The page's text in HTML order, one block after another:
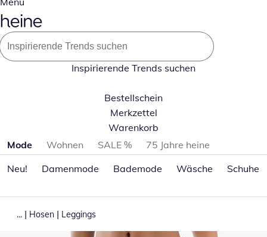
Inspirierende Trends suchen
Bestellschein
Merkzettel
Warenkorb
Produktkategorien überspringen
Mode Wohnen SALE %
75 Jahre heine
Neu!
Damenmode Bademode Wäsche Schuhe
... | Hosen | Leggings